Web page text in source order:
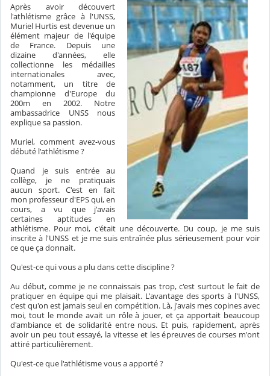
Après avoir découvert
l'athlétisme grâce à l'UNSS,
Muriel Hurtis est devenue un
élément majeur de l'équipe
de France. Depuis une
dizaine d'années, elle
collectionne les médailles
internationales avec,
notamment, un titre de
championne d'Europe du
200m en 2002. Notre
ambassadrice UNSS nous
explique sa passion.
Muriel, comment avez-vous
débuté l'athlétisme ?
Quand je suis entrée au
collège, je ne pratiquais
aucun sport. C'est en fait
mon professeur d'EPS qui, en
cours, a vu que j'avais
certaines aptitudes en
athlétisme. Pour moi, c'était une découverte. Du coup, je me suis
inscrite à l'UNSS et je me suis entraînée plus sérieusement pour voir
ce que ça donnait.
Qu'est-ce qui vous a plu dans cette discipline ?
Au début, comme je ne connaissais pas trop, c'est surtout le fait de
pratiquer en équipe qui me plaisait. L'avantage des sports à l'UNSS,
c'est qu'on est jamais seul en compétition. Là, j'avais mes copines avec
moi, tout le monde avait un rôle à jouer, et ça apportait beaucoup
d'ambiance et de solidarité entre nous. Et puis, rapidement, après
avoir un peu tout essayé, la vitesse et les épreuves de courses m'ont
attiré particulièrement.
Qu'est-ce que l'athlétisme vous a apporté ?